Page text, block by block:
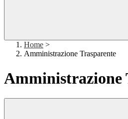
Home >
Amministrazione Trasparente
Amministrazione